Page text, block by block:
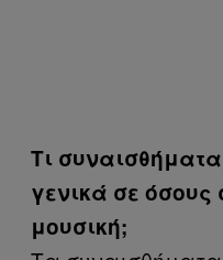
Τι
γενικά σε όσους
μουσική;